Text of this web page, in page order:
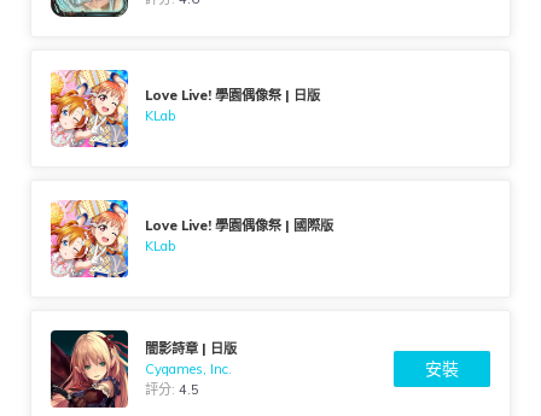
Love Live! 學園偶像祭 | 日版
KLab
Love Live! 學園偶像祭 | 國際版
KLab
闇影詩章 | 日版
Cygames, Inc.
評分:4.5
安裝